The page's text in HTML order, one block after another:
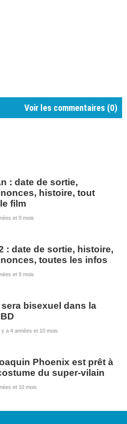
Voir les commentaires (0)
: date de sortie,
histoire, tout
film
et 9 mois
: date de sortie, histoire,
toutes les infos
et 9 mois
bisexuel dans la
y a 4 années et 10 mois
Phoenix est prêt à
du super-vilain
et 10 mois